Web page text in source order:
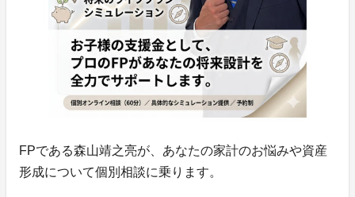
FPである森山靖之亮が、あなたの家計のお悩みや資産
形成について個別相談に乗ります。